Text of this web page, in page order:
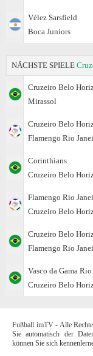
Vélez Sarsfield
Boca Juniors
NÄCHSTE SPIELE
Cruzeiro Belo
Mirassol
Cruzeiro Belo
Flamengo Rio
Corinthians
Cruzeiro Belo
Flamengo Rio
Cruzeiro Belo
Cruzeiro Belo
Flamengo Rio
Vasco da Gama
Cruzeiro Belo
Fußball imTV - Alle
Sie automatisch der
können Sie sich